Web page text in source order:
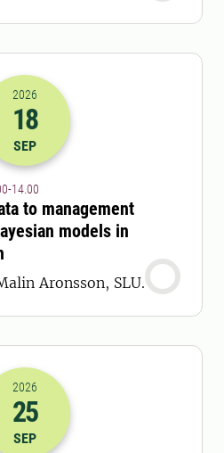
2026-18-09 11:00
2026
18
SEP
14.00
to management
models in
Aronsson, SLU.
2026-25-09 11:00
2026
25
SEP